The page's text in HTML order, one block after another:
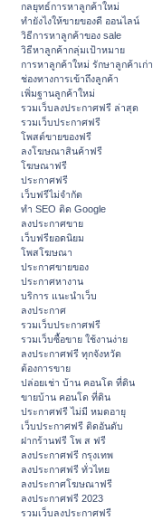
กลยุทธ์การหาลูกค้าใหม่
ทํายังไงให้ขายของดี ออนไลน์
วิธีการหาลูกค้าของ sale
วิธีหาลูกค้ากลุ่มเป้าหมาย
การหาลูกค้าใหม่ รักษาลูกค้าเก่า
ช่องทางการเข้าถึงลูกค้า
เพิ่มฐานลูกค้าใหม่
รวมเว็บลงประกาศฟรี ล่าสุด
รวมเว็บประกาศฟรี
โพสต์ขายของฟรี
ลงโฆษณาสินค้าฟรี
โฆษณาฟรี
ประกาศฟรี
เว็บฟรีไม่จำกัด
ทำ SEO ติด Google
ลงประกาศขาย
เว็บฟรียอดนิยม
โพสโฆษณา
ประกาศขายของ
ประกาศหางาน
บริการ แนะนำเว็บ
ลงประกาศ
รวมเว็บประกาศฟรี
รวมเว็บซื้อขาย ใช้งานง่าย
ลงประกาศฟรี ทุกจังหวัด
ต้องการขาย
ปล่อยเช่า บ้าน คอนโด ที่ดิน
ขายบ้าน คอนโด ที่ดิน
ประกาศฟรี ไม่มี หมดอายุ
เว็บประกาศฟรี ติดอันดับ
ฝากร้านฟรี โพ ส ฟรี
ลงประกาศฟรี กรุงเทพ
ลงประกาศฟรี ทั่วไทย
ลงประกาศโฆษณาฟรี
ลงประกาศฟรี 2023
รวมเว็บลงประกาศฟรี